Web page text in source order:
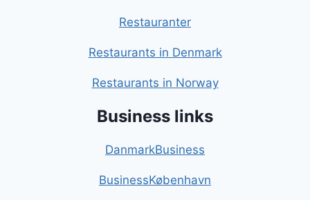
Restauranter
Restaurants in Denmark
Restaurants in Norway
Business links
DanmarkBusiness
BusinessKøbenhavn